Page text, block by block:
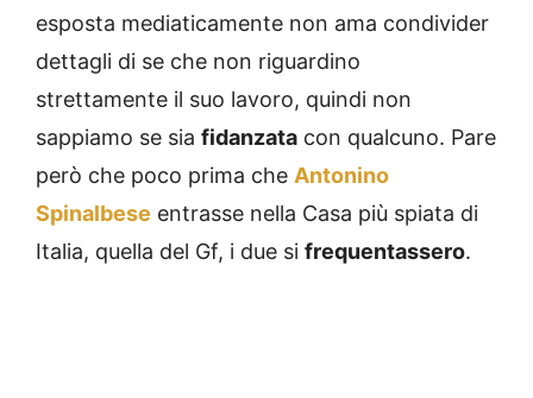
esposta mediaticamente non ama condivider
dettagli di se che non riguardino
strettamente il suo lavoro, quindi non
sappiamo se sia fidanzata con qualcuno. Pare
però che poco prima che Antonino
Spinalbese entrasse nella Casa più spiata di
Italia, quella del Gf, i due si frequentassero.